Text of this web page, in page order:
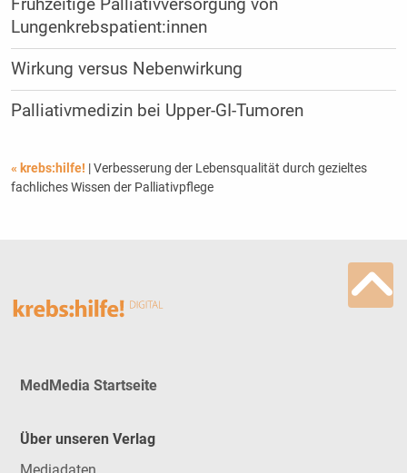
Frühzeitige Palliativversorgung von
Lungenkrebspatient:innen
Wirkung versus Nebenwirkung
Palliativmedizin bei Upper-GI-Tumoren
« krebs:hilfe! | Verbesserung der Lebensqualität durch gezieltes
fachliches Wissen der Palliativpflege
MedMedia Startseite
Über unseren Verlag